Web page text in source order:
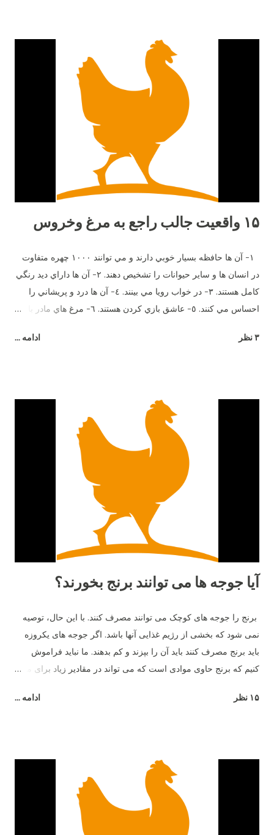
۱۵ واقعیت جالب راجع به مرغ وخروس
١- آن ها حافظه بسيار خوبي دارند و مي توانند ١٠٠٠ چهره متفاوت
در انسان ها و ساير حيوانات را تشخيص دهند. ٢- آن ها داراي ديد رنگي
كامل هستند. ٣- در خواب رويا مي بينند. ٤- آن ها درد و پريشاني را
احساس مي كنند. ٥- عاشق بازي كردن هستند. ٦- مرغ هاي مادر با
بيش از ٣٠ صداي مختلف دارند. هر صداي معني ويژه اي و زبان
وقتي مضطرب مي شوند پَر هايشان مي ريزد. ١٢- نوك آن ها در
صورت جراحت خونريزي مي كند. ١٣- خروس براي جلب توجه مرغ
ميرقصد. ١٤- مرغ هاي مادر معلمان خوبي هستند. آن ها مي توانند به
جوجه هاي خود بياموزند چه چيزهايي براي خوردن خوب و يا بد است و
از بعضي دانه هايي كه رنگ هايشان را مي شناسند و براي آن ها بد
است دوري كنند. ١٥- بهترين دوست آن ها حمام خاك است. آن ها
۳ نظر ادامه ...
آیا جوجه ها می توانند برنج بخورند؟
برنج را جوجه های کوچک می توانند مصرف کنند. با این حال، توصیه
نمی شود که بخشی از رژیم غذایی آنها باشد. اگر جوجه های یکروزه
باید برنج مصرف کنند باید آن را بپزند و کم بدهند. ما نباید فراموش
کنیم که برنج حاوی موادی است که می تواند در مقادیر زیاد برای مرغ
۱۵ نظر ادامه ...